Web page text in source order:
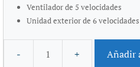
Ventilador de 5 velocidades
Unidad exterior de 6 velocidades
Añadir